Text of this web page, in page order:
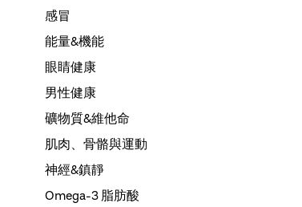
感冒
能量&機能
眼睛健康
男性健康
礦物質&維他命
肌肉、骨骼與運動
神經&鎮靜
Omega-3 脂肪酸